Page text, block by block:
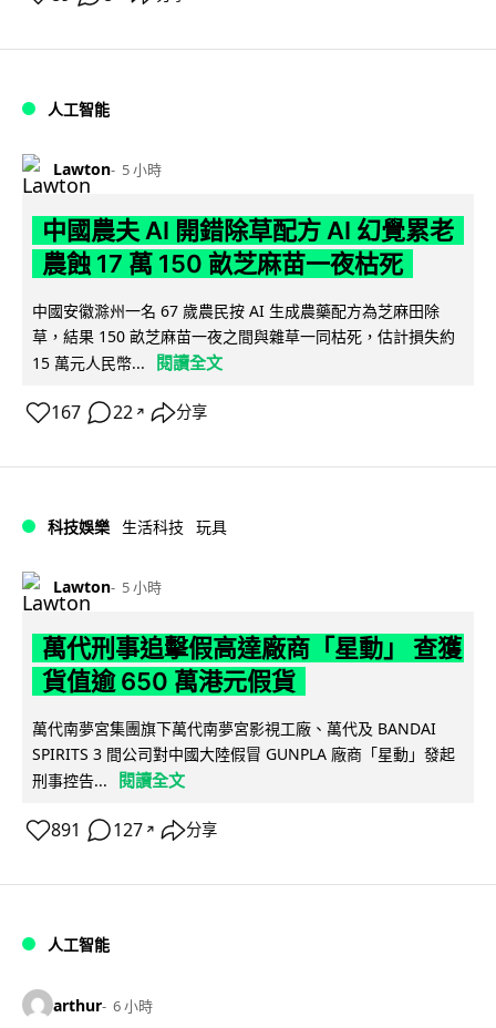
人工智能
Lawton 5 小時
中國農夫 AI 開錯除草配方 AI 幻覺累老
農蝕 17 萬 150 畝芝麻苗一夜枯死
中國安徽滁州一名 67 歲農民按 AI 生成農藥配方為芝麻田除
草，結果 150 畝芝麻苗一夜之間與雜草一同枯死，估計損失約
15 萬元人民幣...
閱讀全文
167 22 ↗ 分享
科技娛樂 生活科技 玩具
Lawton 5 小時
萬代刑事追擊假高達廠商「星動」 查獲
貨值逾 650 萬港元假貨
萬代南夢宮集團旗下萬代南夢宮影視工廠、萬代及 BANDAI
SPIRITS 3 間公司對中國大陸假冒 GUNPLA 廠商「星動」發起
刑事控告...
閱讀全文
891 127 ↗ 分享
人工智能
arthur 6 小時